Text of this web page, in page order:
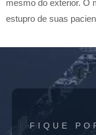
mesmo do exterior. O
estupro de suas
FIQUE